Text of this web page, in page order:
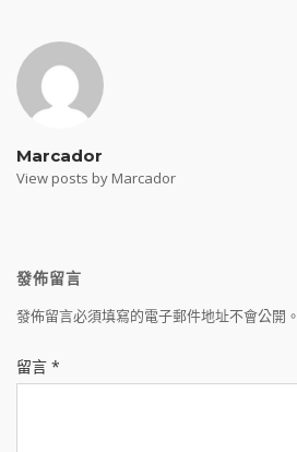
Marcador
View posts by Marcador
發佈留言
發佈留言必須填寫的電子郵件地址不會公開。
留言 *